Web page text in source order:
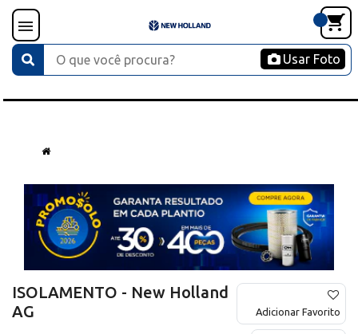
Usar Foto
ISOLAMENTO - New Holland
AG
Adicionar Favorito